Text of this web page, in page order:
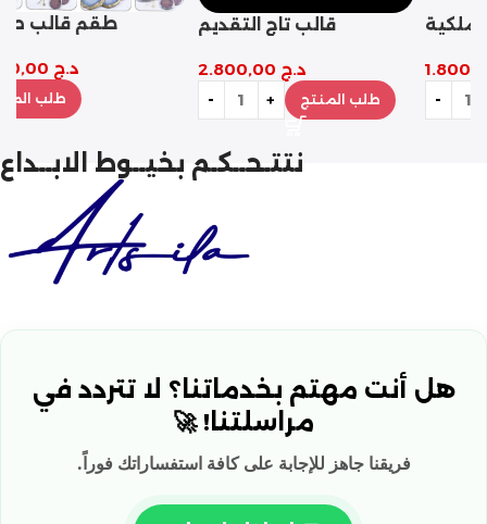
قالب الصينية الملكية
طلب المنتج
قالب مثلث التحدي
طلب المنتج
نتتـحــكـم بخيــوط الابــداع
هل أنت مهتم بخدماتنا؟ لا تتردد في
مراسلتنا! 🚀
فريقنا جاهز للإجابة على كافة استفساراتك فوراً.